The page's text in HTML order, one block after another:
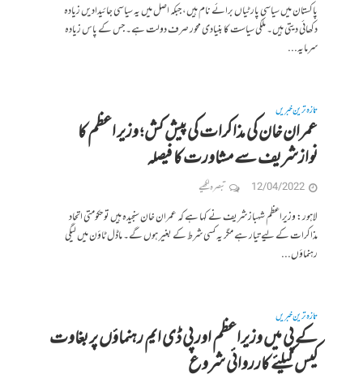
پاکستان میں سیاسی پارٹیاں برائے نام ہیں، جبکہ اصل میں یہ سیاسی جائیدادیں زیادہ
دکھائی دیتی ہیں۔ ملکی سیاست کا بنیادی محور صرف دولت ہے۔ جس کے پاس زیادہ
سرمایہ...
تازہ ترین خبریں
عمران خان کی مذاکرات کی پیش کش؛ وزیر اعظم کا
نوازشریف سے مشاورت کا فیصلہ
12/04/2022 تبصرہ لکھیے
لاہور: وزیراعظم شہباز شریف نے کہا ہے کہ عمران خان سنجیدہ ہیں تو حکومتی اتحاد
مذاکرات کے لیے تیار ہے مگر یہ کسی شرط کے بغیر ہوں گے۔ ماڈل ٹاؤن میں لیگی
رہنماؤں...
تازہ ترین خبریں
کے پی میں وزیراعظم اور پی ڈی ایم رہنماؤں پر بغاوت
کیس کیلئے کارروائی شروع